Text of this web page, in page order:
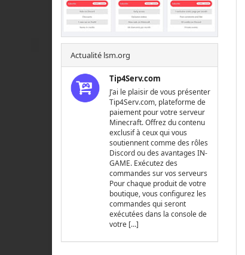
Actualité lsm.org
Tip4Serv.com
J’ai le plaisir de vous présenter
Tip4Serv.com, plateforme de
paiement pour votre serveur
Minecraft. Offrez du contenu
exclusif à ceux qui vous
soutiennent comme des rôles
Discord ou des avantages IN-
GAME. Exécutez des
commandes sur vos serveurs
Pour chaque produit de votre
boutique, vous configurez les
commandes qui seront
exécutées dans la console de
votre […]